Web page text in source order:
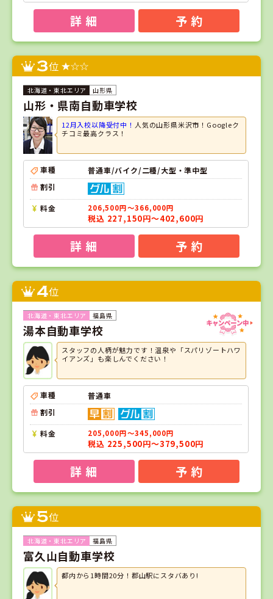
詳 細 予 約
3位
山形県
山形・県南自動車学校
12月入校以降受付中！ 人気の山形県米沢市！Googleク
チコミ最高クラス！
車種
普通車/バイク/二種/大型・準中型
割引
料金 206,500円～366,000円
税込 227,150円～402,600円
詳 細 予 約
4位
福島県
湯本自動車学校
スタッフの人柄が魅力です！温泉や「スパリゾートハワ
イアンズ」も楽しんでください！
車種
普通車
割引
料金 205,000円～345,000円
税込 225,500円～379,500円
詳 細 予 約
5位
福島県
富久山自動車学校
都内から1時間20分！郡山駅にスタバあり!